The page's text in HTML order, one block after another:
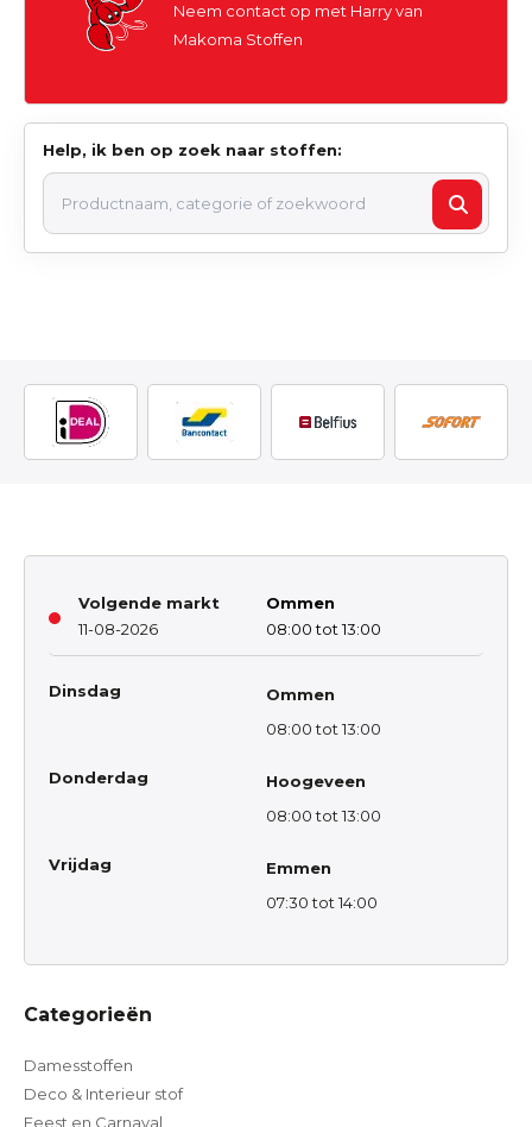
Neem contact op met Harry van
Makoma Stoffen
Help, ik ben op zoek naar stoffen:
Volgende markt
11-08-2026
Ommen
08:00 tot 13:00
Dinsdag
Ommen
08:00 tot 13:00
Donderdag
Hoogeveen
08:00 tot 13:00
Vrijdag
Emmen
07:30 tot 14:00
Categorieën
Damesstoffen
Deco & Interieur stof
Feest en Carnaval